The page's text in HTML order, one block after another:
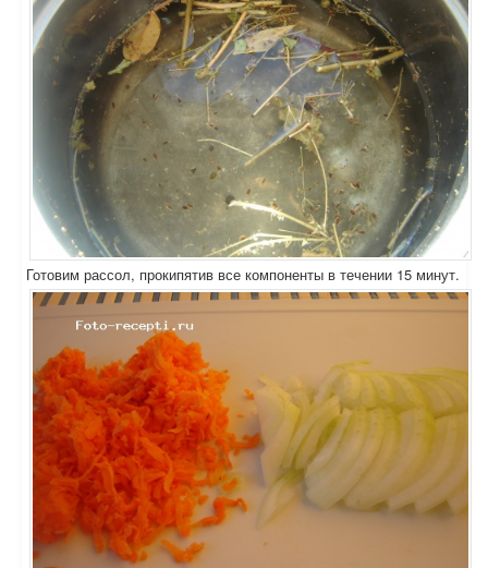
Готовим рассол, прокипятив все компоненты в течении 15 минут.